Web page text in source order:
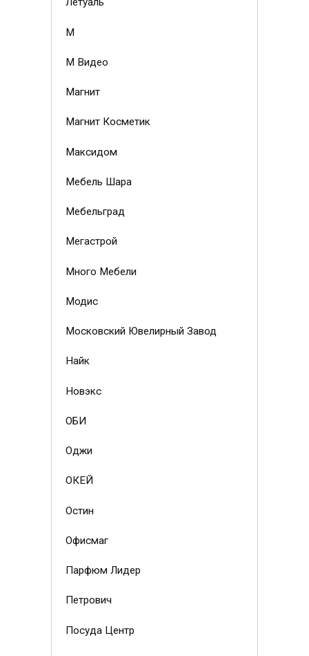
М
М Видео
Магнит
Магнит Косметик
Максидом
Мебель Шара
Мебельград
Мегастрой
Много Мебели
Модис
Московский Ювелирный Завод
Найк
Новэкс
ОБИ
Оджи
ОКЕЙ
Остин
Офисмаг
Парфюм Лидер
Петрович
Посуда Центр